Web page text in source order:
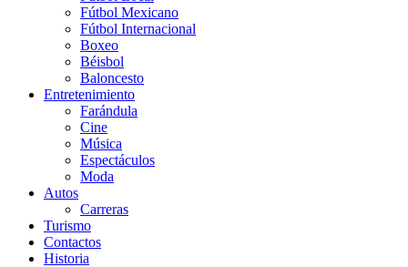
Fútbol Mexicano
Fútbol Internacional
Boxeo
Béisbol
Baloncesto
Entretenimiento
Farándula
Cine
Música
Espectáculos
Moda
Autos
Carreras
Turismo
Contactos
Historia